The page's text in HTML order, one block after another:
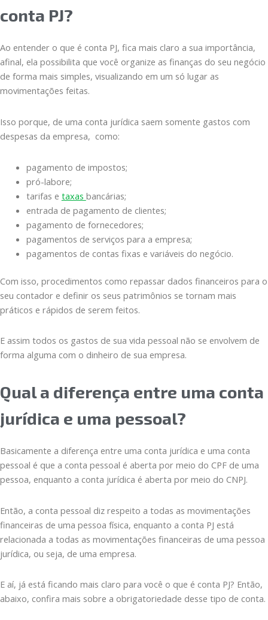
conta PJ?
Ao entender o que é conta PJ, fica mais claro a sua importância,
afinal, ela possibilita que você organize as finanças do seu negócio
de forma mais simples, visualizando em um só lugar as
movimentações feitas.
Isso porque, de uma conta jurídica saem somente gastos com
despesas da empresa, como:
pagamento de impostos;
pró-labore;
tarifas e taxas bancárias;
entrada de pagamento de clientes;
pagamento de fornecedores;
pagamentos de serviços para a empresa;
pagamentos de contas fixas e variáveis do negócio.
Com isso, procedimentos como repassar dados financeiros para o
seu contador e definir os seus patrimônios se tornam mais
práticos e rápidos de serem feitos.
E assim todos os gastos de sua vida pessoal não se envolvem de
forma alguma com o dinheiro de sua empresa.
Qual a diferença entre uma conta
jurídica e uma pessoal?
Basicamente a diferença entre uma conta jurídica e uma conta
pessoal é que a conta pessoal é aberta por meio do CPF de uma
pessoa, enquanto a conta jurídica é aberta por meio do CNPJ.
Então, a conta pessoal diz respeito a todas as movimentações
financeiras de uma pessoa física, enquanto a conta PJ está
relacionada a todas as movimentações financeiras de uma pessoa
jurídica, ou seja, de uma empresa.
E aí, já está ficando mais claro para você o que é conta PJ? Então,
abaixo, confira mais sobre a obrigatoriedade desse tipo de conta.